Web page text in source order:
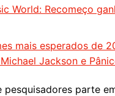
World: Recomeço
mais esperados de
Jackson e
pesquisadores parte